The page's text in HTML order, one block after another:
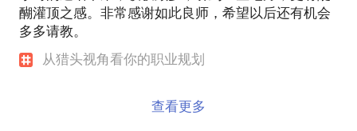
醐灌顶之感。非常感谢如此良师，希望以后还有机会
多多请教。
从猎头视角看你的职业规划
查看更多